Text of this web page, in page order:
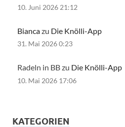
10. Juni 2026 21:12
Biancazu Die Knölli-App
31. Mai 2026 0:23
Radeln in BB zu Die Knölli-App
10. Mai 2026 17:06
KATEGORIEN